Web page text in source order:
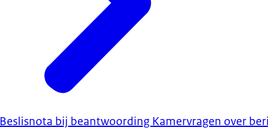
Beslisnota bij beantwoording Kamervragen over